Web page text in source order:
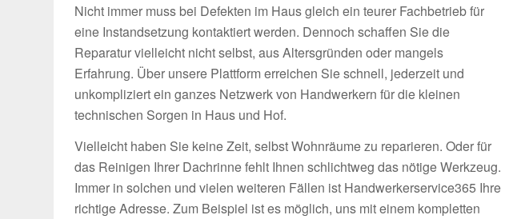
Nicht immer muss bei Defekten im Haus gleich ein teurer Fachbetrieb für
eine Instandsetzung kontaktiert werden. Dennoch schaffen Sie die
Reparatur vielleicht nicht selbst, aus Altersgründen oder mangels
Erfahrung. Über unsere Plattform erreichen Sie schnell, jederzeit und
unkompliziert ein ganzes Netzwerk von Handwerkern für die kleinen
technischen Sorgen in Haus und Hof.
Vielleicht haben Sie keine Zeit, selbst Wohnräume zu reparieren. Oder für
das Reinigen Ihrer Dachrinne fehlt Ihnen schlichtweg das nötige Werkzeug.
Immer in solchen und vielen weiteren Fällen ist Handwerkerservice365 Ihre
richtige Adresse. Zum Beispiel ist es möglich, uns mit einem kompletten